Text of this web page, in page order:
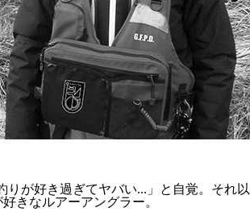
が好き過ぎてヤバい...」と自覚。そ
きなルアーアングラー。